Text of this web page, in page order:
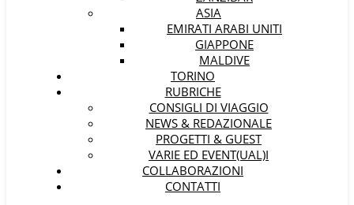
ASIA
EMIRATI ARABI UNITI
GIAPPONE
MALDIVE
TORINO
RUBRICHE
CONSIGLI DI VIAGGIO
NEWS & REDAZIONALE
PROGETTI & GUEST
VARIE ED EVENT(UAL)I
COLLABORAZIONI
CONTATTI